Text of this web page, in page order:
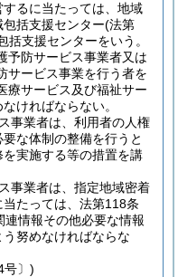
るに当たっては、地域
括支援センター(法第
支援センターをいう。
予防サービス事業者又は
サービス事業を行う者を
療サービス及び福祉サー
ければならない。
事業者は、利用者の人権
な体制の整備を行うと
実施する等の措置を講
事業者は、指定地域密着
たっては、法第118条
情報その他必要な情報
努めなければならな
号〕)